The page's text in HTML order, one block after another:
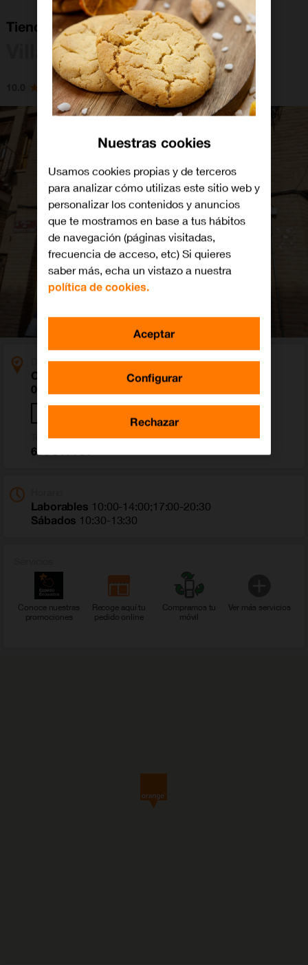
Tienda Orange Villarrobledo
Villarrobledo
Dirección
Calle Graciano Atienza 1
02600 Villarrobledo (Albacete)
Teléfono
656 944 701
Laborables 10:00-14:00;17:00-20:30
Sábados 10:30-13:30
Conoce nuestras
promociones
Recoge aquí tu
pedido online
Compramos tu
móvil
Ver más servicios
Nuestras cookies
Usamos cookies propias y de terceros
para analizar cómo utilizas este sitio web y
personalizar los contenidos y anuncios
que te mostramos en base a tus hábitos
de navegación (páginas visitadas,
frecuencia de acceso, etc) Si quieres
saber más, echa un vistazo a nuestra
política de cookies.
Configurar
Rechazar
Aceptar